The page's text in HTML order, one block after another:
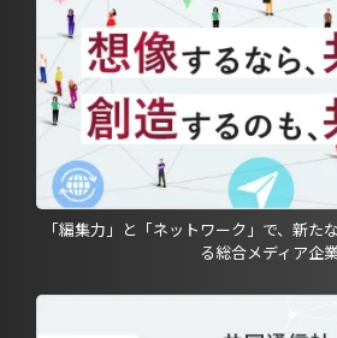
「編集力」と「ネットワーク」で、新た
る総合メディア企